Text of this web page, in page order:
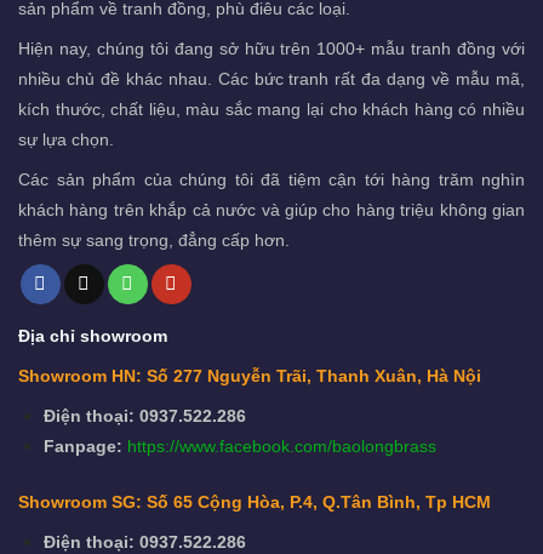
sản phẩm về tranh đồng, phù điêu các loại.
Hiện nay, chúng tôi đang sở hữu trên 1000+ mẫu tranh đồng với
nhiều chủ đề khác nhau. Các bức tranh rất đa dạng về mẫu mã,
kích thước, chất liệu, màu sắc mang lại cho khách hàng có nhiều
sự lựa chọn.
Các sản phẩm của chúng tôi đã tiệm cận tới hàng trăm nghìn
khách hàng trên khắp cả nước và giúp cho hàng triệu không gian
thêm sự sang trọng, đẳng cấp hơn.
Địa chỉ showroom
Showroom HN: Số 277 Nguyễn Trãi, Thanh Xuân, Hà Nội
Điện thoại: 0937.522.286
Fanpage: https://www.facebook.com/baolongbrass
Showroom SG: Số 65 Cộng Hòa, P.4, Q.Tân Bình, Tp HCM
Điện thoại: 0937.522.286